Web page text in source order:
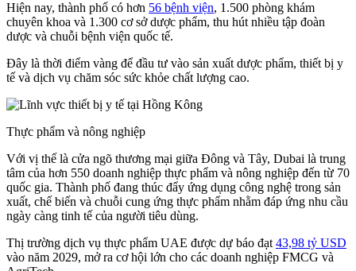
Hiện nay, thành phố có hơn 56 bệnh viện, 1.500 phòng khám
chuyên khoa và 1.300 cơ sở dược phẩm, thu hút nhiều tập đoàn
dược và chuỗi bệnh viện quốc tế.
Đây là thời điểm vàng để đầu tư vào sản xuất dược phẩm, thiết bị y
tế và dịch vụ chăm sóc sức khỏe chất lượng cao.
Thực phẩm và nông nghiệp
Với vị thế là cửa ngõ thương mại giữa Đông và Tây, Dubai là trung
tâm của hơn 550 doanh nghiệp thực phẩm và nông nghiệp đến từ 70
quốc gia. Thành phố đang thúc đẩy ứng dụng công nghệ trong sản
xuất, chế biến và chuỗi cung ứng thực phẩm nhằm đáp ứng nhu cầu
ngày càng tinh tế của người tiêu dùng.
Thị trường dịch vụ thực phẩm UAE được dự báo đạt 43,98 tỷ USD
vào năm 2029, mở ra cơ hội lớn cho các doanh nghiệp FMCG và